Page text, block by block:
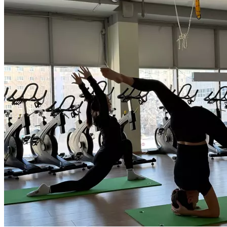
ум и эмоции. Хотя изначально йога — это духовная практика,
в больших городах духовность занимает её малую часть.
Многие техники адаптируются под задачи учеников, и акцент
делается на работу с телом и дыханием. Йога помогает: •
Улучшить концентрацию внимания, развить
стрессоустойчивость и навыки замедления ритма жизни; •
Восстановить эмоциональный фон, успокоить психику; •
«Обновить» организм и урегулировать гормональный фон; •
Улучшить качество сна; • Укрепить физическое здоровье (силу,
гибкость, баланс). Бешеный ритм жизни, многозадачность,
избыток информации — всё это способствует
саморазрушению, стрессам, напряжению, блокам и зажимам
в теле. Мы мало двигаемся, плохо спим, едим на ходу,
не умеем расслабляться. Йога — это инструмент
для самостоятельного восстановления себя на всех уровнях,
для саморегуляции и самодисциплины. Продолжительность
90 минут.